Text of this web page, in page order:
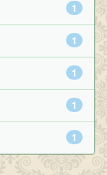
1
1
1
1
1